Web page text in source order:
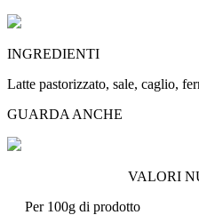
INGREDIENTI
Latte pastorizzato, sale, caglio,
GUARDA ANCHE
VALORI
Per 100g di prodotto